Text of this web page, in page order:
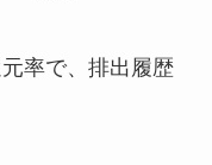
率で、排出履歴